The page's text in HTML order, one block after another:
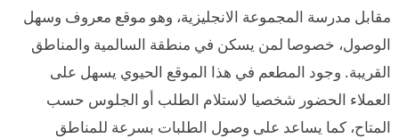
مقابل مدرسة المجموعة الانجليزية، وهو موقع معروف وسهل
الوصول، خصوصا لمن يسكن في منطقة السالمية والمناطق
القريبة. وجود المطعم في هذا الموقع الحيوي يسهل على
العملاء الحضور شخصيا لاستلام الطلب أو الجلوس حسب
المتاح، كما يساعد على وصول الطلبات بسرعة للمناطق